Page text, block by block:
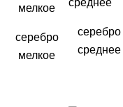
серебро
мелкое
серебро
среднее